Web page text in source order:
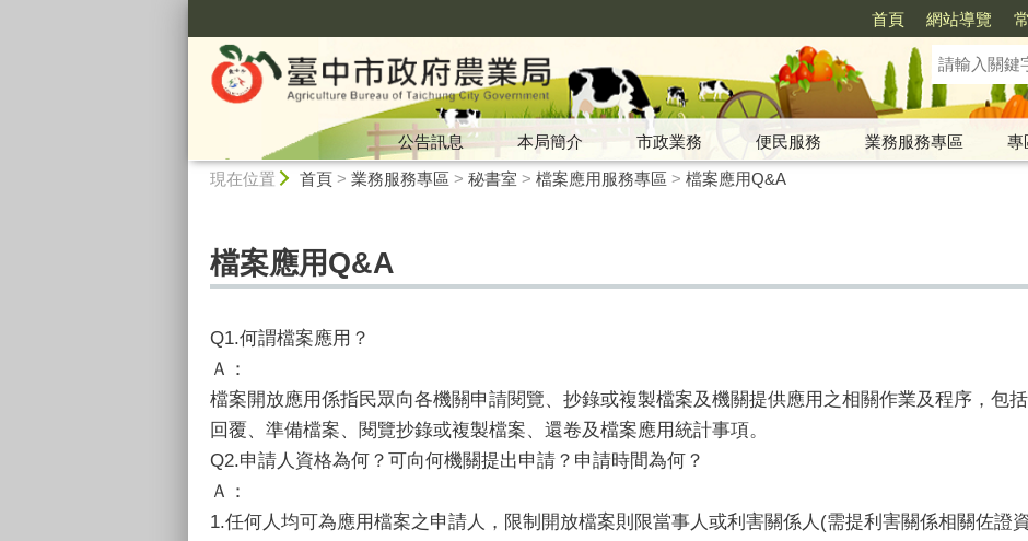
首頁 網站導覽
公告訊息 本局簡介 市政業務 便民服務 業務服務專區
專
現在位置 首頁> 業務服務專區 > 秘書室 > 檔案應用服務專區 > 檔案應用Q&A
檔案應用Q&A
Q1.何謂檔案應用？
Ａ：
檔案開放應用係指民眾向各機關申請閱覽、抄錄或複製檔案及機關提供應用之相關作業及程序，包
回覆、準備檔案、閱覽抄錄或複製檔案、還卷及檔案應用統計事項。
Q2.申請人資格為何？可向何機關提出申請？申請時間為何？
Ａ：
1.任何人均可為應用檔案之申請人，限制開放檔案則限當事人或利害關係人(需提利害關係相關佐證